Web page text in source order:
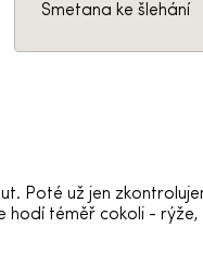
Smetana ke šlehání
Poté už jen
hodí téměř cokoli - rýže,